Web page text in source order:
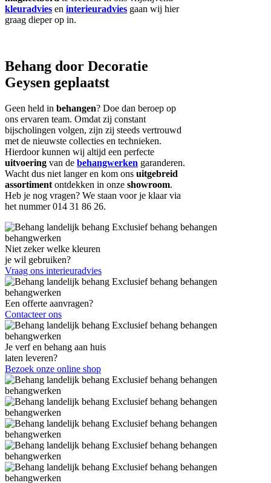
kleuradvies en interieuradvies gaan wij hier
graag dieper op in.
Behang door Decoratie
Geysen geplaatst
Geen held in behangen? Doe dan beroep op
ons ervaren team. Omdat zij constant
bijscholingen volgen, zijn zij steeds vertrouwd
met de nieuwste collecties en technieken.
Hierdoor kunnen wij altijd een perfecte
uitvoering van de behangwerken garanderen.
Wacht dus niet langer en kom ons uitgebreid
assortiment ontdekken in onze showroom.
Heb je nog vragen? We staan voor je klaar via
het nummer 014 31 86 26.
Niet zeker welke kleuren
je wil gebruiken?
Vraag ons interieuradvies
Een offerte aanvragen?
Contacteer ons
Je verf en behang aan huis
laten leveren?
Bezoek onze online shop